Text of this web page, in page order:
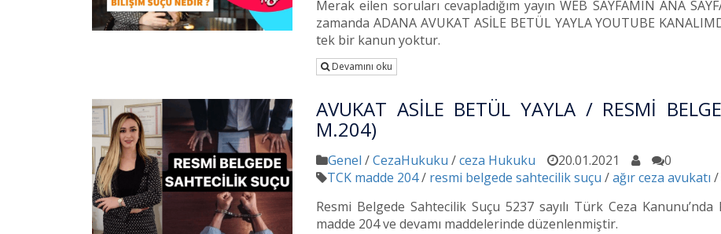
Merak eilen soruları cevapladığım yayın WEB SAYFAMIN ANA
zamanda ADANA AVUKAT ASİLE BETÜL YAYLA YOUTUBE
tek bir kanun yoktur.
Devamını oku
AVUKAT ASİLE BETÜL YAYLA / RESMİ
M.204)
Genel /CezaHukuku /ceza Hukuku 20.01.2021
0
TCK madde 204/ resmi belgede sahtecilik suçu /ağır ceza avukatı /
Resmi Belgede Sahtecilik Suçu 5237 sayılı Türk Ceza
madde 204 ve devamı maddelerinde düzenlenmiştir.